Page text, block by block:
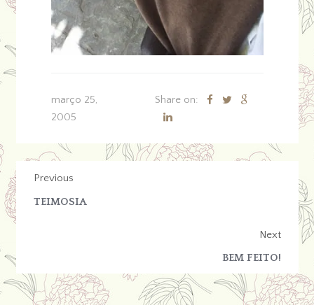
março 25,
2005
Share on:
Previous
TEIMOSIA
Next
BEM FEITO!